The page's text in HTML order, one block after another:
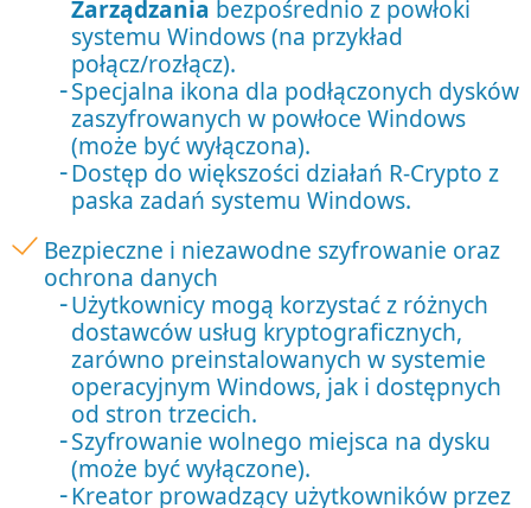
Zarządzania bezpośrednio z powłoki
systemu Windows (na przykład
połącz/rozłącz).
Specjalna ikona dla podłączonych dysków
zaszyfrowanych w powłoce Windows
(może być wyłączona).
Dostęp do większości działań R-Crypto z
paska zadań systemu Windows.
Bezpieczne i niezawodne szyfrowanie oraz
ochrona danych
Użytkownicy mogą korzystać z różnych
dostawców usług kryptograficznych,
zarówno preinstalowanych w systemie
operacyjnym Windows, jak i dostępnych
od stron trzecich.
Szyfrowanie wolnego miejsca na dysku
(może być wyłączone).
Kreator prowadzący użytkowników przez